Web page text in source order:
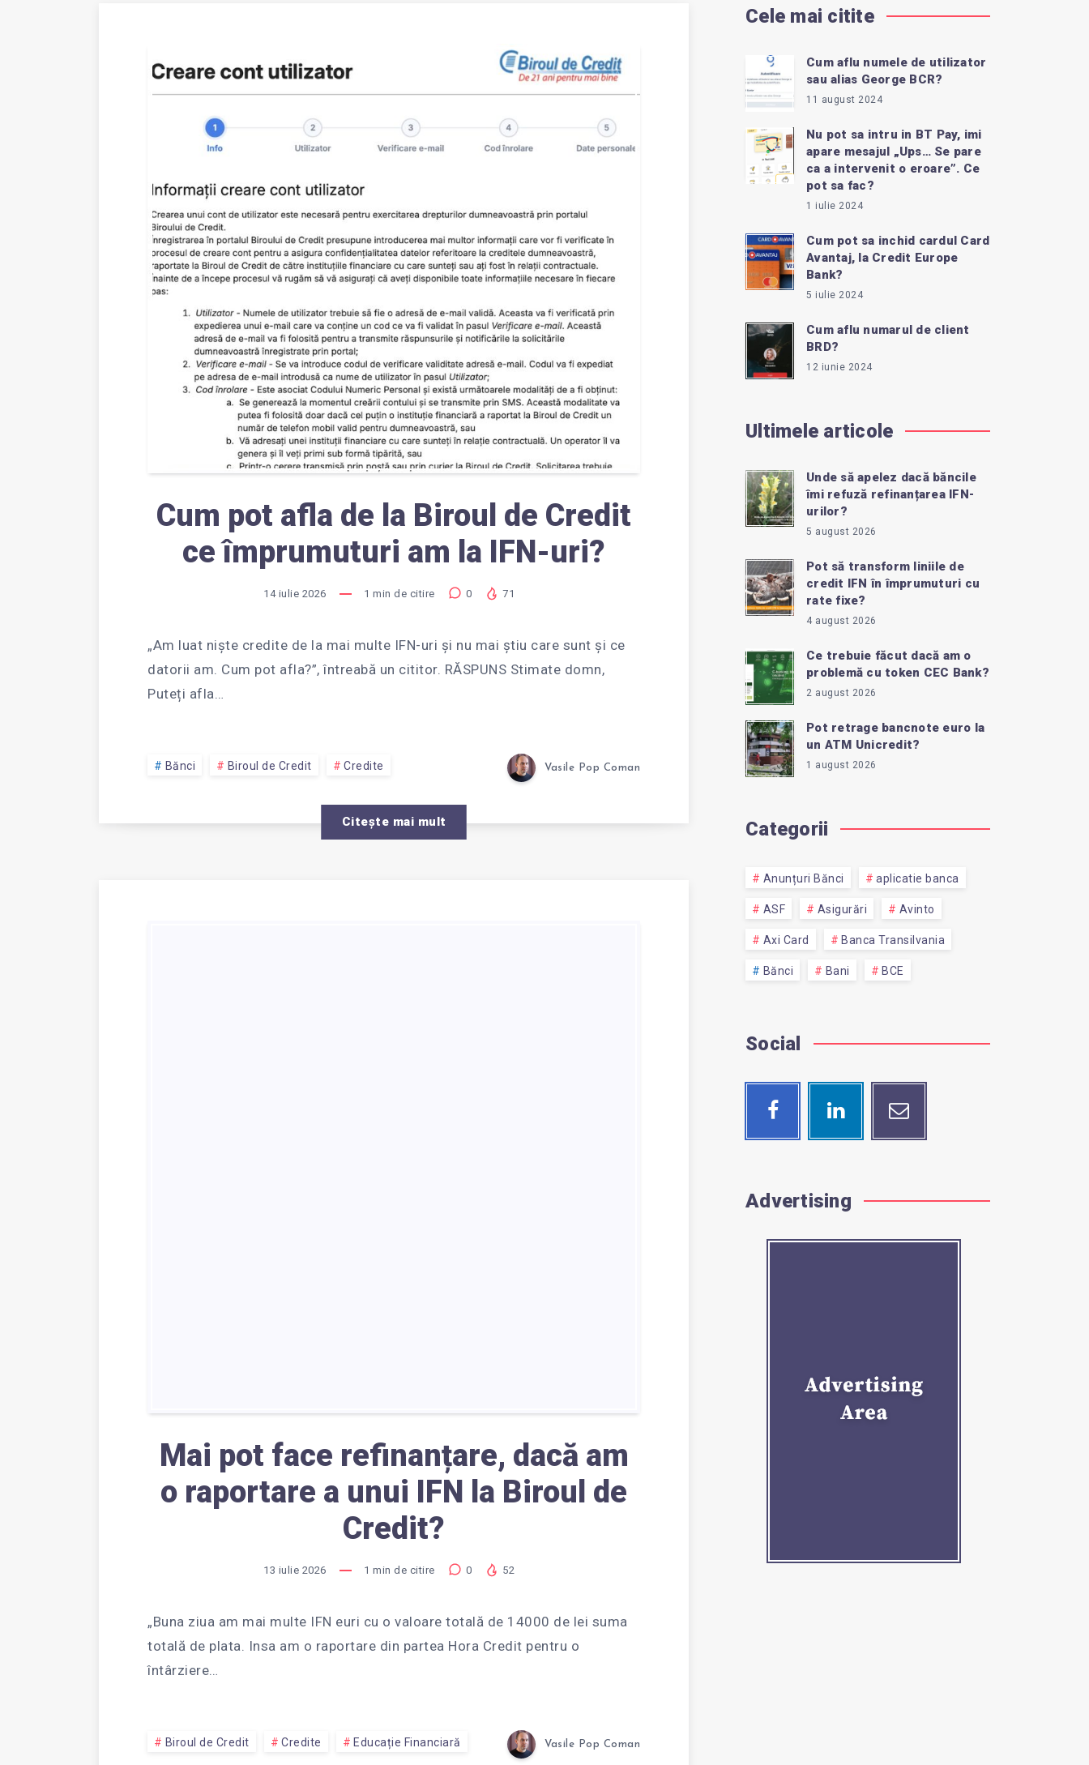
Cum pot afla de la Biroul de Credit
ce împrumuturi am la IFN-uri?
14 iulie 2026 1 min de citire 0 71
„Am luat niște credite de la mai multe IFN-uri și nu mai știu care sunt și ce
datorii am. Cum pot afla?”, întreabă un cititor. RĂSPUNS Stimate domn,
Puteți afla…
Bănci Biroul de Credit Credite Vasile Pop Coman
Citește mai mult
Mai pot face refinanțare, dacă am
o raportare a unui IFN la Biroul de
Credit?
13 iulie 2026 1 min de citire 0 52
„Buna ziua am mai multe IFN euri cu o valoare totală de 14000 de lei suma
totală de plata. Insa am o raportare din partea Hora Credit pentru o
întârziere…
Biroul de Credit Credite Educație Financiară Vasile Pop Coman
Cele mai citite
Cum aflu numele de utilizator
sau alias George BCR?
11 august 2024
Nu pot sa intru in BT Pay, imi
apare mesajul „Ups… Se pare
ca a intervenit o eroare”. Ce
pot sa fac?
1 iulie 2024
Cum pot sa inchid cardul Card
Avantaj, la Credit Europe
Bank?
5 iulie 2024
Cum aflu numarul de client
BRD?
12 iunie 2024
Ultimele articole
Unde să apelez dacă băncile
îmi refuză refinanțarea IFN-
urilor?
5 august 2026
Pot să transform liniile de
credit IFN în împrumuturi cu
rate fixe?
4 august 2026
Ce trebuie făcut dacă am o
problemă cu token CEC Bank?
2 august 2026
Pot retrage bancnote euro la
un ATM Unicredit?
1 august 2026
Categorii
Anunțuri Bănci aplicatie banca
ASF Asigurări Avinto
Axi Card Banca Transilvania
Bănci Bani BCE
Social
Facebook
Follow
Linkedin
Visit
Email
Contact
Advertising